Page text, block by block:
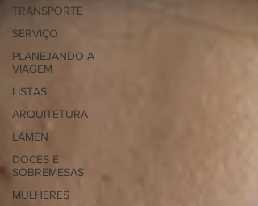
TRANSPORTE
SERVIÇO
PLANEJANDO A
VIAGEM
LISTAS
ARQUITETURA
LÁMEN
DOCES E
SOBREMESAS
MULHERES